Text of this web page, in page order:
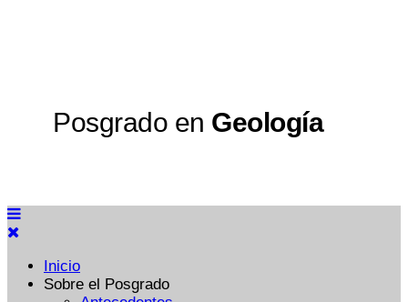
Posgrado en Geología
Inicio
Sobre el Posgrado